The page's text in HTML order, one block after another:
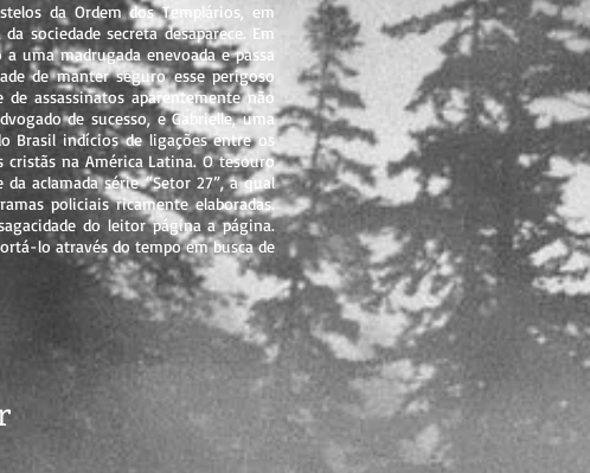
da Ordem dos Templários, em
sociedade secreta desaparece. Em
uma madrugada enevoada e passa
de manter seguro esse perigoso
assassinatos aparentemente não
de sucesso, e Gabrielle, uma
Brasil indícios de ligações entre os
cristãs na América Latina. O tesouro
aclamada série “Setor 27”, a qual
policiais ricamente elaboradas.
do leitor página a página.
lo através do tempo em busca de